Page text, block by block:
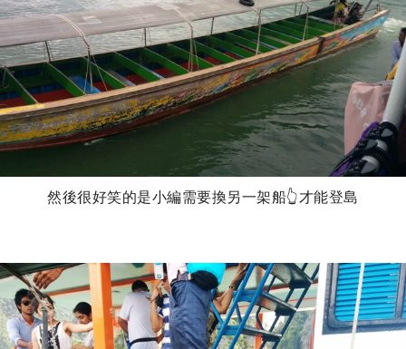
然後很好笑的是小編需要換另一架船👆才能登島